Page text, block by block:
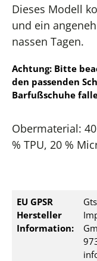
Dieses Modell
und ein
nassen Tagen.
Achtung: Bitte
den passenden
Barfußschuhe
Obermaterial:
% TPU, 20 %
EU GPSR
Hersteller
Information: